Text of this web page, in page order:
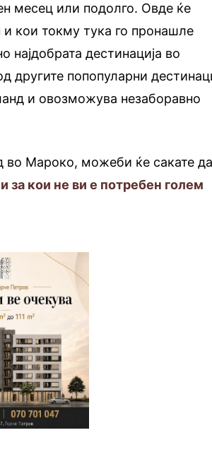
месец или подолго. Овде ќе
и кои токму тука го пронашле
најдобрата дестинација во
другите попопуларни
и овозможува незаборавно
во Мароко, можеби ќе сакате
за кои не ви е потребен голем